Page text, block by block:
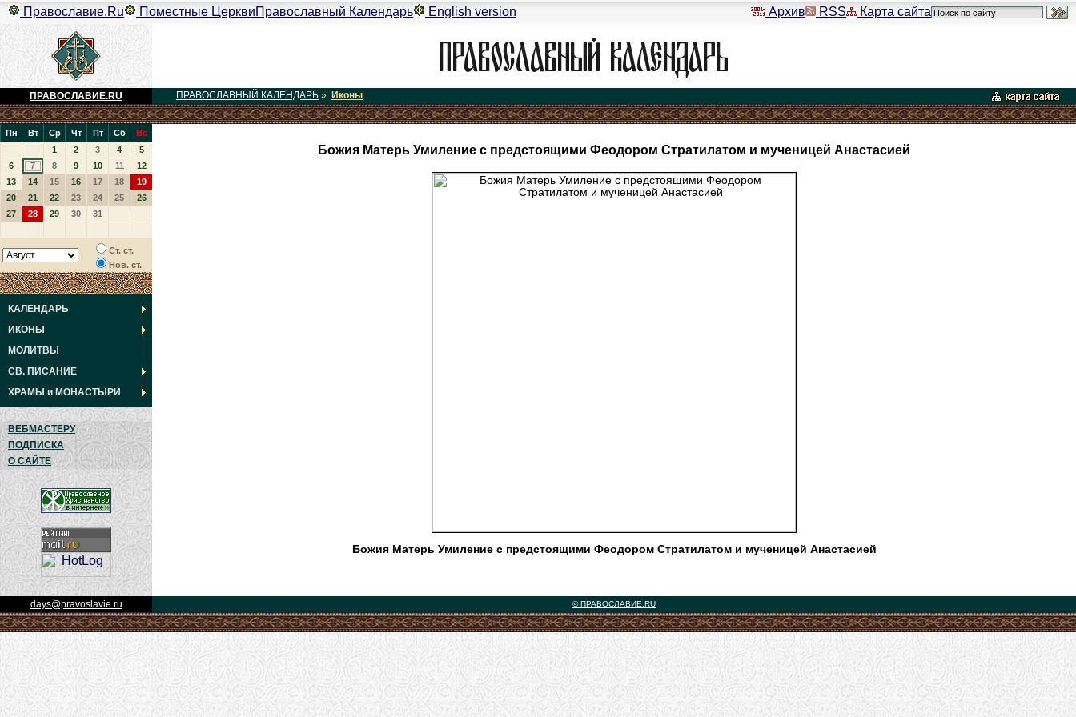
Архив RSS Карта сайта
Православие.Ru Поместные ЦерквиПравославный Календарь English version
ПРАВОСЛАВИЕ.RU ПРАВОСЛАВНЫЙ КАЛЕНДАРЬ » Иконы
Пн Вт Ср Чт Пт Сб
Вс
1
2 3 4
5
6
7 8 9 10 11
12
13
14 15 16 17 18
19
20
21 22 23 24 25
26
27
28 29 30 31
Ст. ст.
Нов. ст.
КАЛЕНДАРЬ
ИКОНЫ
МОЛИТВЫ
СВ. ПИСАНИЕ
ХРАМЫ и МОНАСТЫРИ
ВЕБМАСТЕРУ
ПОДПИСКА
О САЙТЕ
Божия Матерь Умиление с предстоящими Феодором Стратилатом и мученицей Анастасией
Божия Матерь Умиление с предстоящими Феодором Стратилатом и мученицей Анастасией
days@pravoslavie.ru © ПРАВОСЛАВИЕ.RU